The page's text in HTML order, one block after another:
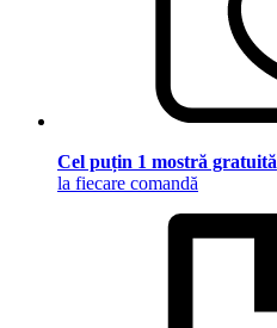
Cel puțin 1 mostră gratuită
la fiecare comandă